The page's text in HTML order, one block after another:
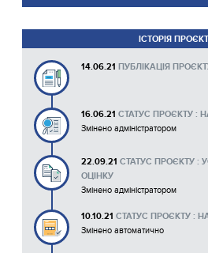
ІСТОРІЯ
14.06.21 ПУБЛІКАЦІЯ
16.06.21 СТАТУС ПРОЄКТУ :
Змінено адміністратором
22.09.21 СТАТУС ПРОЄКТУ :
ОЦІНКУ
Змінено адміністратором
10.10.21 СТАТУС ПРОЄКТУ :
Змінено автоматично